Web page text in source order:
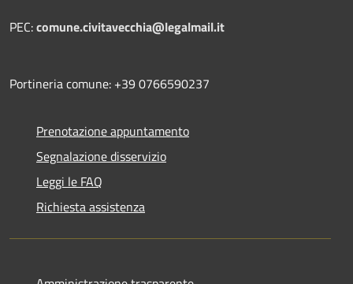
PEC:comune.civitavecchia@legalmail.it
Portineria comune: +39 0766590237
Prenotazione appuntamento
Segnalazione disservizio
Leggi le FAQ
Richiesta assistenza